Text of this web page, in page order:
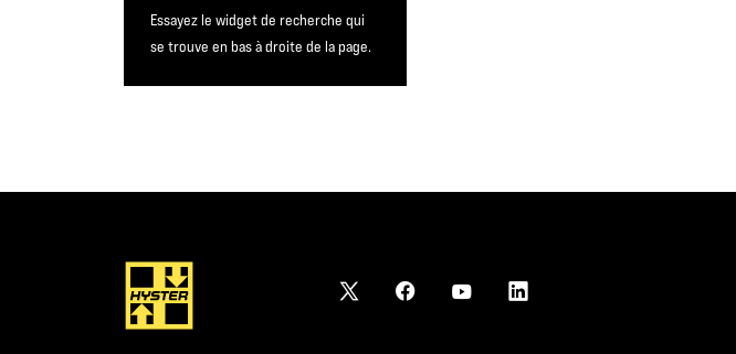
Essayez le widget de recherche qui
se trouve en bas à droite de la page.